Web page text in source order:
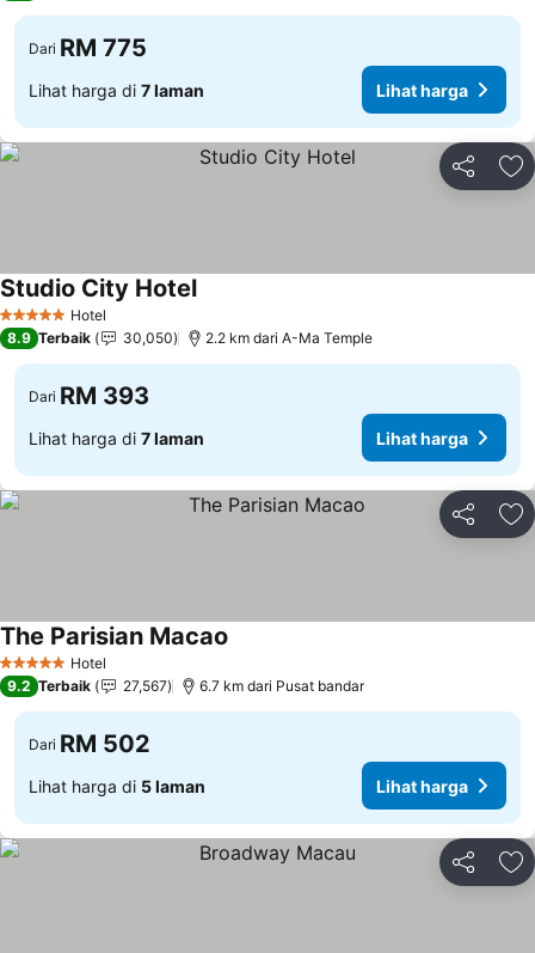
Dari RM 775
Lihat harga di 7 laman Lihat harga
Kongsi
5 Bintang Hotel
Studio City Hotel
8.9 Terbaik 30,050 2.2 km dari A-Ma Temple
Dari RM 393
Lihat harga di 7 laman Lihat harga
Kongsi
5 Bintang Hotel
The Parisian Macao
9.2 Terbaik 27,567 6.7 km dari Pusat bandar
Dari RM 502
Lihat harga di 5 laman Lihat harga
Kongsi